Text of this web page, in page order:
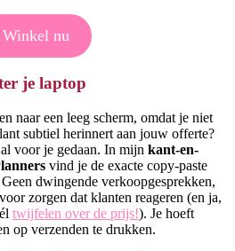
Winkel nu
je laptop
naar een leeg scherm, omdat je niet
subtiel herinnert aan jouw offerte?
voor je gedaan. In mijn kant-en-
vind je de exacte copy-paste
dwingende verkoopgesprekken,
zorgen dat klanten reageren (en ja,
twijfelen over de prijs!). Je hoeft
op verzenden te drukken.